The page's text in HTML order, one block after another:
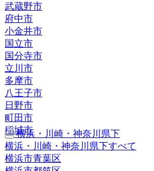
武蔵野市
府中市
小金井市
国立市
国分寺市
立川市
多摩市
八王子市
日野市
町田市
稲城市
横浜・川崎・神奈川県下
横浜・川崎・神奈川県下すべて
横浜市青葉区